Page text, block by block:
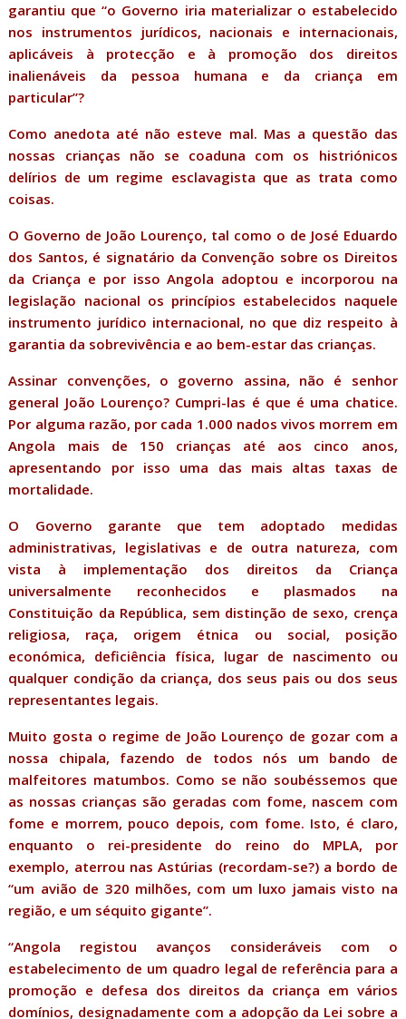
garantiu que “o Governo iria materializar o estabelecido
nos instrumentos jurídicos, nacionais e internacionais,
aplicáveis à protecção e à promoção dos direitos
inalienáveis da pessoa humana e da criança em
particular”?
Como anedota até não esteve mal. Mas a questão das
nossas crianças não se coaduna com os histriónicos
delírios de um regime esclavagista que as trata como
coisas.
O Governo de João Lourenço, tal como o de José Eduardo
dos Santos, é signatário da Convenção sobre os Direitos
da Criança e por isso Angola adoptou e incorporou na
legislação nacional os princípios estabelecidos naquele
instrumento jurídico internacional, no que diz respeito à
garantia da sobrevivência e ao bem-estar das crianças.
Assinar convenções, o governo assina, não é senhor
general João Lourenço? Cumpri-las é que é uma chatice.
Por alguma razão, por cada 1.000 nados vivos morrem em
Angola mais de 150 crianças até aos cinco anos,
apresentando por isso uma das mais altas taxas de
mortalidade.
O Governo garante que tem adoptado medidas
administrativas, legislativas e de outra natureza, com
vista à implementação dos direitos da Criança
universalmente reconhecidos e plasmados na
Constituição da República, sem distinção de sexo, crença
religiosa, raça, origem étnica ou social, posição
económica, deficiência física, lugar de nascimento ou
qualquer condição da criança, dos seus pais ou dos seus
representantes legais.
Muito gosta o regime de João Lourenço de gozar com a
nossa chipala, fazendo de todos nós um bando de
malfeitores matumbos. Como se não soubéssemos que
as nossas crianças são geradas com fome, nascem com
fome e morrem, pouco depois, com fome. Isto, é claro,
enquanto o rei-presidente do reino do MPLA, por
exemplo, aterrou nas Astúrias (recordam-se?) a bordo de
“um avião de 320 milhões, com um luxo jamais visto na
região, e um séquito gigante”.
“Angola registou avanços consideráveis com o
estabelecimento de um quadro legal de referência para a
promoção e defesa dos direitos da criança em vários
domínios, designadamente com a adopção da Lei sobre a